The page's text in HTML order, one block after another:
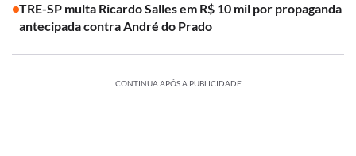
TRE-SP multa Ricardo Salles em R$ 10 mil por propaganda
antecipada contra André do Prado
CONTINUA APÓS A PUBLICIDADE